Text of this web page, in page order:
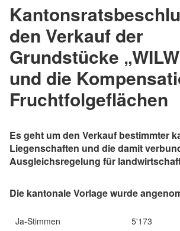
den Verkauf der
Grundstücke
und die
Fruchtfolgeflächen
Es geht um den Verkauf bestimmter
Liegenschaften und die damit
Ausgleichsregelung für
Die kantonale Vorlage wurde
Ja-Stimmen 5'173